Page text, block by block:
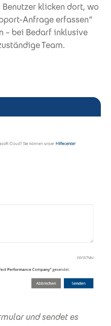
klicken dort, wo
Anfrage erfassen“
– bei Bedarf inklusive
Team.
und sendet es